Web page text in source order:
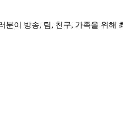
이 방송, 팀, 친구, 가족을 위해